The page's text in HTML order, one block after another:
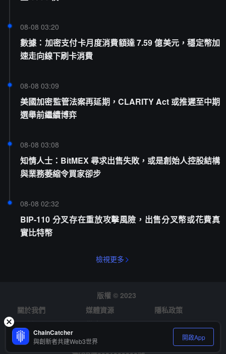
08-08 03:20
數據：加密支付卡月度消費額達 7.59 億美元，穩定幣加
速走向線下刷卡消費
08-08 03:09
美國加密監管法案再延期，CLARITY Act 或推遲至中期
選舉前繼續博弈
08-08 03:08
知情人士：BitMEX 尋求出售失敗，或是創始人控股結構
與業務萎縮令買家卻步
08-08 02:32
BIP-110 分叉存在重放攻擊風險，出售分叉幣或花費真
實比特幣
檢視更多
版權 © 2023
關於我們
媒體資源
隱私政策
風險提示
徵才
ChainCatcher
與創新者共建Web3世界 開啟App